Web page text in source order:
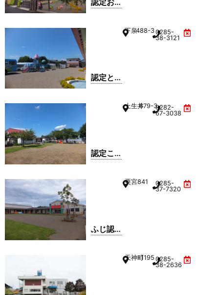
認定と
下泉488-30285-
38-3121
認定こ
上生井679-30282-
67-3038
ふじ認
粟宮841
0285-
37-7320
天神町1195 0285-
38-2636